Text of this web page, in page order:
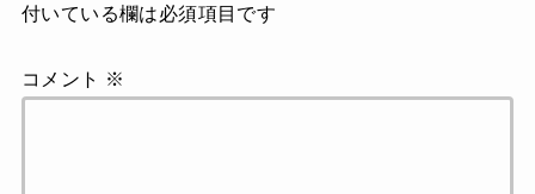
付いている欄は必須項目です
コメント ※